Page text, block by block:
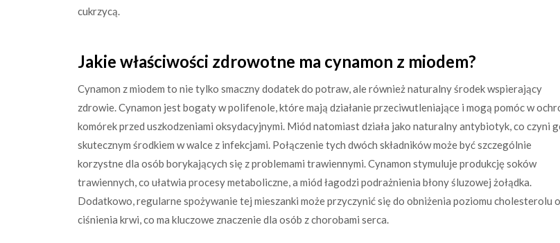
cukrzycą.
Jakie właściwości zdrowotne ma cynamon z miodem?
Cynamon z miodem to nie tylko smaczny dodatek do potraw, ale również naturalny środek wspierający
zdrowie. Cynamon jest bogaty w polifenole, które mają działanie przeciwutleniające i mogą pomóc w
komórek przed uszkodzeniami oksydacyjnymi. Miód natomiast działa jako naturalny antybiotyk, co czyni
skutecznym środkiem w walce z infekcjami. Połączenie tych dwóch składników może być szczególnie
korzystne dla osób borykających się z problemami trawiennymi. Cynamon stymuluje produkcję soków
trawiennych, co ułatwia procesy metaboliczne, a miód łagodzi podrażnienia błony śluzowej żołądka.
Dodatkowo, regularne spożywanie tej mieszanki może przyczynić się do obniżenia poziomu cholesterolu
ciśnienia krwi, co ma kluczowe znaczenie dla osób z chorobami serca.